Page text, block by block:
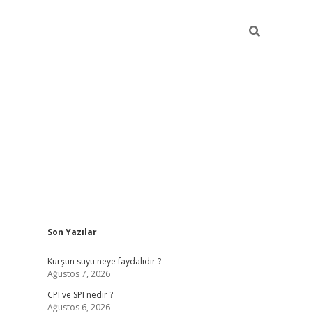
Sidebar
Son Yazılar
Kurşun suyu neye faydalıdır ?
Ağustos 7, 2026
CPI ve SPI nedir ?
Ağustos 6, 2026